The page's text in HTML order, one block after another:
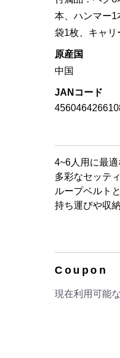
本、ハンマー1
袋1枚、キャリ
原産国
中国
JANコード
4~6人用に最
多彩なセッテ
ループベルト
持ち運びや収
Coupon
現在利用可能